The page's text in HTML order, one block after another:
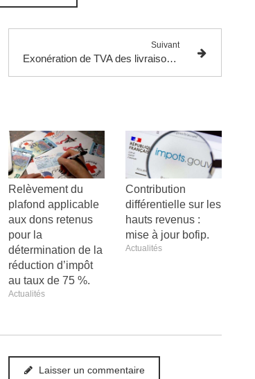
Suivant
Exonération de TVA des livraisons intracommunautaires : la CJUE valide l'interdiction de produire de nouvelles preuves postérieurement à un contrôle.
Relèvement du
plafond applicable
aux dons retenus
pour la
détermination de la
réduction d’impôt
au taux de 75 %.
Actualités
Contribution
différentielle sur les
hauts revenus :
mise à jour bofip.
Actualités
Laisser un commentaire